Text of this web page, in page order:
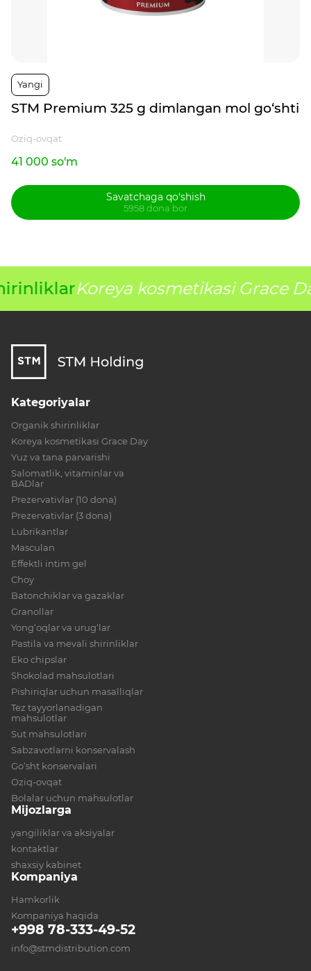
Yangi
STM Premium 325 g dimlangan mol go‘shti
Oziq-ovqat
41 000 so'm
Savatchaga qo‘shish
5958 dona bor
Koreya kosmetikasi Grace
+998 78-333-49-52
info@stmdistribution.com
Kategoriyalar
Organik shirinliklar
Koreya kosmetikasi Grace Day
Yuz va tana parvarishi
Salomatlik, vitaminlar va
BADlar
Prezervativlar (10 dona)
Prezervativlar (3 dona)
Lubrikantlar
Masculan
Effektli intim gel
Choy
Batonchiklar va gazaklar
Granollar
Yong‘oqlar va urug‘lar
Pastila va mevali shirinliklar
Eko chipslar
Shokolad mahsulotlari
Pishiriqlar uchun masalliqlar
Tez tayyorlanadigan
mahsulotlar
Sut mahsulotlari
Sabzavotlarni konservalash
Go‘sht konservalari
Oziq-ovqat
Bolalar uchun mahsulotlar
Mijozlarga
yangiliklar va aksiyalar
kontaktlar
shaxsiy kabinet
Kompaniya
Hamkorlik
Kompaniya haqida